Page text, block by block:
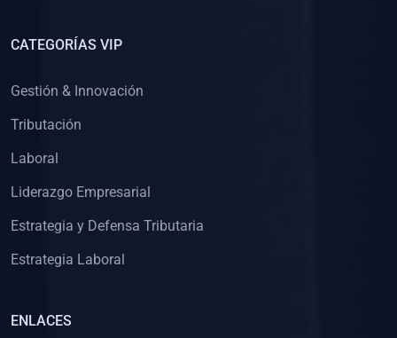
CATEGORÍAS VIP
Gestión & Innovación
Tributación
Laboral
Liderazgo Empresarial
Estrategia y Defensa Tributaria
Estrategia Laboral
ENLACES